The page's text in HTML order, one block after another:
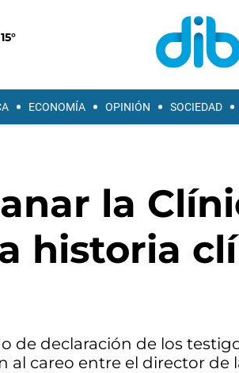
15°
ECONOMÍA OPINIÓN SOCIEDAD
la
historia
de declaración de los
careo entre el director de